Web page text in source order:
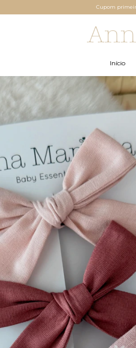
Cupom
Início